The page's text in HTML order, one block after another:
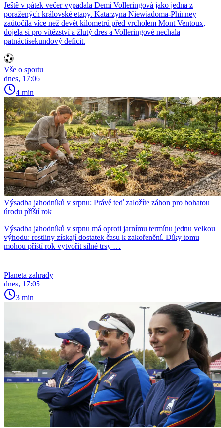
Ještě v pátek večer vypadala Demi Volleringová jako jedna z
poražených královské etapy. Katarzyna Niewiadoma-Phinney
zaútočila více než devět kilometrů před vrcholem Mont Ventoux,
dojela si pro vítězství a žlutý dres a Volleringové nechala
patnáctisekundový deficit.
Vše o sportu
dnes, 17:06
4 min
Výsadba jahodníků v srpnu: Právě teď založíte záhon pro bohatou
úrodu příští rok
Výsadba jahodníků v srpnu má oproti jarnímu termínu jednu velkou
výhodu: rostliny získají dostatek času k zakořenění. Díky tomu
mohou příští rok vytvořit silné trsy …
Planeta zahrady
dnes, 17:05
3 min